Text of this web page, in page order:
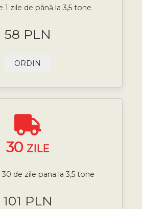
1 zile de până la 3,5 tone
58 PLN
ORDIN
30 ZILE
de zile pana la 3,5 tone
101 PLN